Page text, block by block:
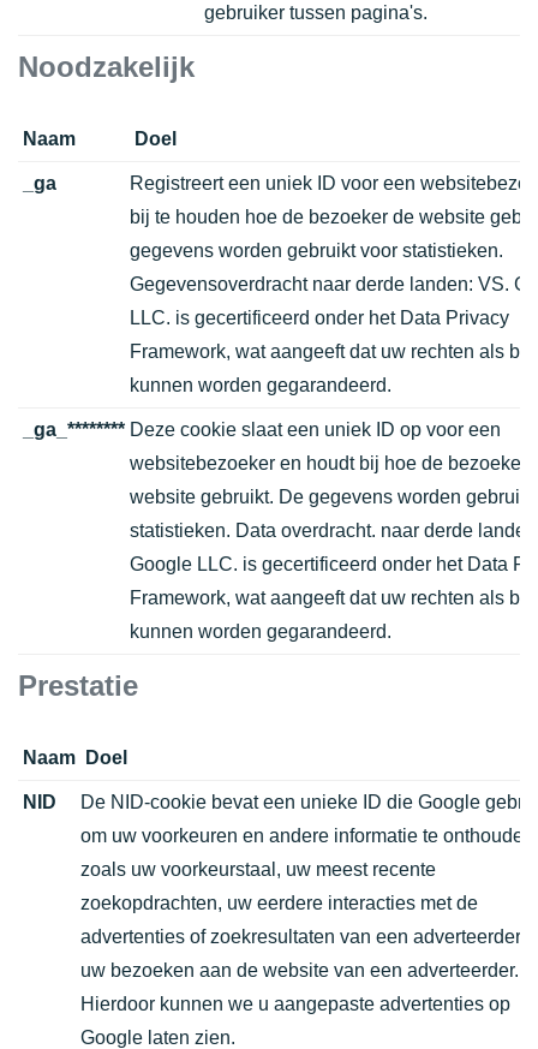
Noodzakelijk
gebruiker tussen pagina's.
Prestatie
Naam Doel
_ga
Registreert een uniek ID voor een
bij te houden hoe de bezoeker de website
gegevens worden gebruikt voor statistieken.
Gegevensoverdracht naar derde landen: VS.
LLC. is gecertificeerd onder het Data Privacy
Framework, wat aangeeft dat uw rechten als
kunnen worden gegarandeerd.
_ga_******** Deze cookie slaat een uniek ID op voor een
websitebezoeker en houdt bij hoe de bezoeker
website gebruikt. De gegevens worden gebruikt
statistieken. Data overdracht. naar derde
Google LLC. is gecertificeerd onder het Data
Framework, wat aangeeft dat uw rechten als
kunnen worden gegarandeerd.
Naam Doel
NID
De NID-cookie bevat een unieke ID die Google
om uw voorkeuren en andere informatie te onthouden,
zoals uw voorkeurstaal, uw meest recente
zoekopdrachten, uw eerdere interacties met de
advertenties of zoekresultaten van een adverteerder
uw bezoeken aan de website van een adverteerder.
Hierdoor kunnen we u aangepaste advertenties op
Google laten zien.